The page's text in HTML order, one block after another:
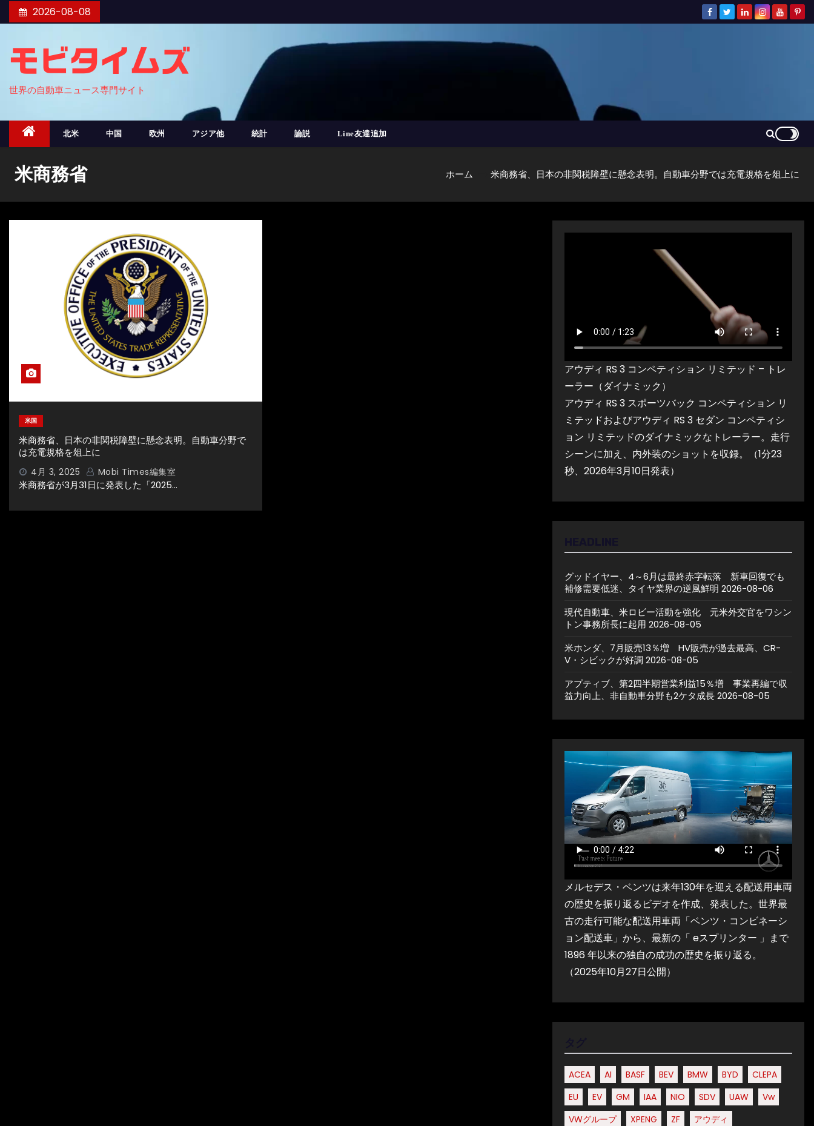
ン
2026-08-08
モビタイムズ
世界の自動車ニュース専門サイト
北米 中国 欧州 アジア他 統計 論説 Line友達追加
米商務省 ホーム 米商務省、日本の非関税障壁に懸念表明。自動車分野では充電規格を俎上に
米国
米商務省、日本の非関税障壁に懸念表明。自動車分野で
は充電規格を俎上に
4月 3, 2025 Mobi Times編集室
米商務省が3月31日に発表した「2025…
アウディ RS 3 コンペティション リミテッド – トレ
ーラー（ダイナミック）
アウディ RS 3 スポーツバック コンペティション リ
ミテッドおよびアウディ RS 3 セダン コンペティシ
ョン リミテッドのダイナミックなトレーラー。走行
シーンに加え、内外装のショットを収録。（1分23
秒、2026年3月10日発表）
グッドイヤー、4～6月は最終赤字転落 新車回復でも
補修需要低迷、タイヤ業界の逆風鮮明 2026-08-06
現代自動車、米ロビー活動を強化 元米外交官をワシン
トン事務所長に起用 2026-08-05
米ホンダ、7月販売13％増 HV販売が過去最高、CR-
V・シビックが好調 2026-08-05
アプティブ、第2四半期営業利益15％増 事業再編で収
益力向上、非自動車分野も2ケタ成長2026-08-05
メルセデス・ベンツは来年130年を迎える配送用車両
の歴史を振り返るビデオを作成、発表した。世界最
古の走行可能な配送用車両「ベンツ・コンビネーシ
ョン配送車」から、最新の「 eスプリンター 」まで
1896 年以来の独自の成功の歴史を振り返る。
（2025年10月27日公開）
ACEA AI BASF BEV BMW BYD
CLEPA
EU
EV GM IAA NIO SDV UAW
Vw
VWグループ
XPENG ZF
アウディ